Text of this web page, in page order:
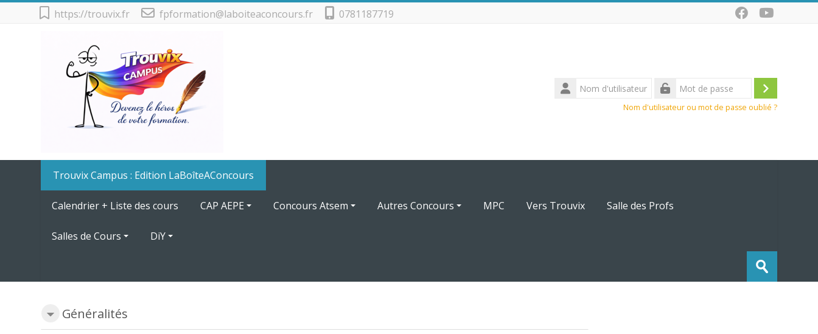
Passer au contenu principal
https://trouvix.fr fpformation@laboiteaconcours.fr 0781187719
Nom
d'utilisateur
Nom d'utilisateur ou mot de passe oublié ?
Trouvix Campus : Edition LaBoîteAConcours
Calendrier + Liste des cours CAP AEPE Concours Atsem Autres Concours MPC Vers Trouvix Salle des Profs
Salles de Cours DiY
Envoyer
Généralités